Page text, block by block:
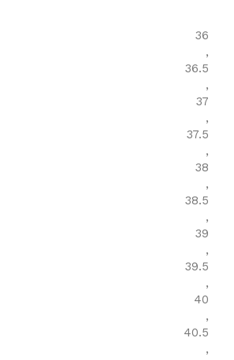
36
,
36.5
,
37
,
37.5
,
38
,
38.5
,
39
,
39.5
,
40
,
40.5
,